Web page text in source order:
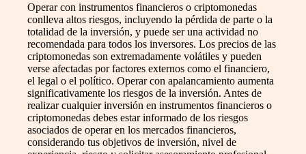
Operar con instrumentos financieros o criptomonedas
conlleva altos riesgos, incluyendo la pérdida de parte o la
totalidad de la inversión, y puede ser una actividad no
recomendada para todos los inversores. Los precios de las
criptomonedas son extremadamente volátiles y pueden
verse afectadas por factores externos como el financiero,
el legal o el político. Operar con apalancamiento aumenta
significativamente los riesgos de la inversión. Antes de
realizar cualquier inversión en instrumentos financieros o
criptomonedas debes estar informado de los riesgos
asociados de operar en los mercados financieros,
considerando tus objetivos de inversión, nivel de